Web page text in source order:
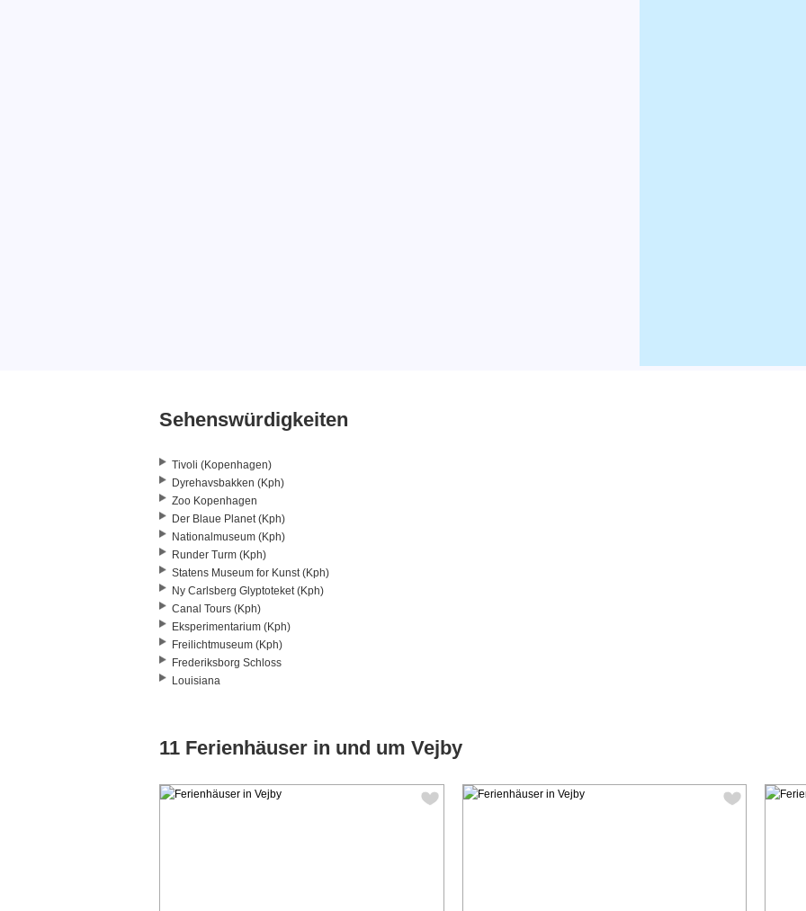
Sehenswürdigkeiten
Tivoli (Kopenhagen)
Dyrehavsbakken (Kph)
Zoo Kopenhagen
Der Blaue Planet (Kph)
Nationalmuseum (Kph)
Runder Turm (Kph)
Statens Museum for Kunst (Kph)
Ny Carlsberg Glyptoteket (Kph)
Canal Tours (Kph)
Eksperimentarium (Kph)
Freilichtmuseum (Kph)
Frederiksborg Schloss
Louisiana
11 Ferienhäuser in und um Vejby